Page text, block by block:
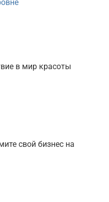
в мир красоты
свой бизнес на